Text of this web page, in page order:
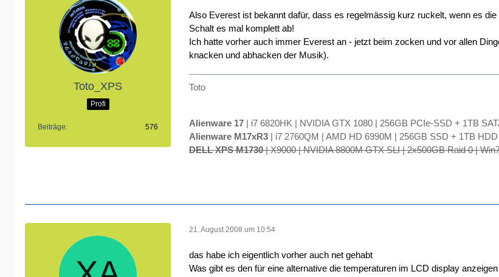
Toto_XPS
Profi
Beiträge 576
Also Everest ist bekannt dafür, dass es regelmässig kurz ruckelt, wenn es die
Schalt es mal komplett ab!
Ich hatte vorher auch immer Everest an - jetzt beim zocken und vor allen
knacken und abhacken der Musik).
Toto
Alienware 17 | i7 6820HK | NVIDIA GTX 1080 | 256GB PCIe-SSD + 1TB
Alienware M17xR3 | i7 2760QM | AMD HD 6990M | 256GB SSD + 1TB
DELL XPS M1730| X9000 | NVIDIA 8800M GTX SLI | 2x500GB Raid 0 |
21. August 2008 um 10:54
das habe ich eigentlich vorher auch net gehabt
Was gibt es den für eine alternative die temperaturen im LCD display